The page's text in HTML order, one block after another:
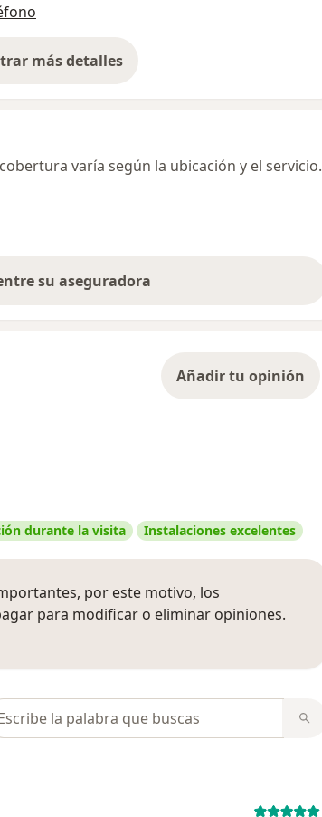
más detalles
sobre la dirección
varía según la ubicación y el servicio.
su aseguradora
Añadir tu opinión
durante la visita Instalaciones excelentes
por este motivo, los
para modificar o eliminar opiniones.
en opiniones